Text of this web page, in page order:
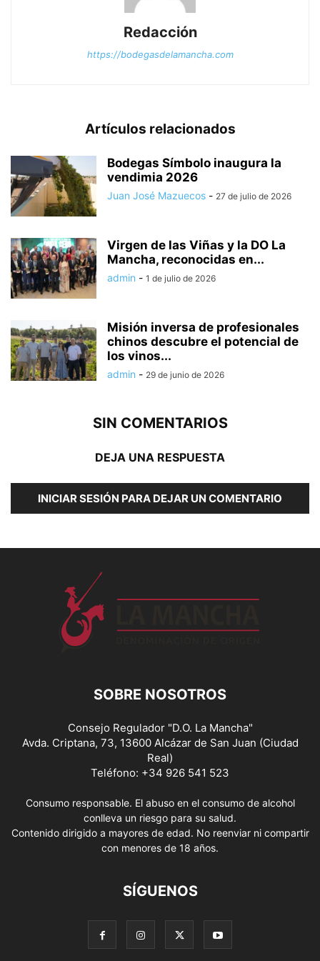
Redacción
https://bodegasdelamancha.com
Artículos relacionados
Bodegas Símbolo inaugura la
vendimia 2026
Juan José Mazuecos - 27 de julio de 2026
Virgen de las Viñas y la DO La
Mancha, reconocidas en...
admin - 1 de julio de 2026
Misión inversa de profesionales
chinos descubre el potencial de
los vinos...
admin - 29 de junio de 2026
SIN COMENTARIOS
DEJA UNA RESPUESTA
INICIAR SESIÓN PARA DEJAR UN COMENTARIO
SOBRE NOSOTROS
Consejo Regulador "D.O. La Mancha"
Avda. Criptana, 73, 13600 Alcázar de San Juan (Ciudad
Real)
Teléfono: +34 926 541 523
Consumo responsable. El abuso en el consumo de alcohol
conlleva un riesgo para su salud.
Contenido dirigido a mayores de edad. No reenviar ni compartir
con menores de 18 años.
SÍGUENOS